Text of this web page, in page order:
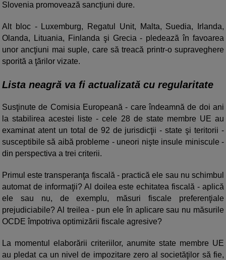
Slovenia promovează sancţiuni dure.
Alt bloc - Luxemburg, Regatul Unit, Malta, Suedia, Irlanda,
Olanda, Lituania, Finlanda şi Grecia - pledează în favoarea
unor ancţiuni mai suple, care să treacă printr-o supraveghere
sporită a ţărilor vizate.
Lista neagră va fi actualizată cu regularitate
Susţinute de Comisia Europeană - care îndeamnă de doi ani
la stabilirea acestei liste - cele 28 de state membre UE au
examinat atent un total de 92 de jurisdicţii - state şi teritorii -
susceptibile să aibă probleme - uneori nişte insule miniscule -
din perspectiva a trei criterii.
Primul este transperanţa fiscală - practică ele sau nu schimbul
automat de informaţii? Al doilea este echitatea fiscală - aplică
ele sau nu, de exemplu, măsuri fiscale preferenţiale
prejudiciabile? Al treilea - pun ele în aplicare sau nu măsurile
OCDE împotriva optimizării fiscale agresive?
La momentul elaborării criteriilor, anumite state membre UE
au pledat ca un nivel de impozitare zero al societăţilor să fie,